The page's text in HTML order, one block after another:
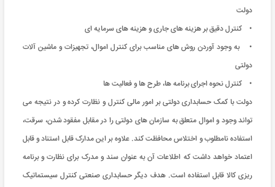
دولت
• کنترل دقیق بر هزینه های جاری و هزینه های سرمایه ای
• به وجود آوردن روش های مناسب برای کنترل اموال، تجهیزات و ماشین آلات
دولتی
• کنترل نحوه اجرای برنامه ها، طرح ها و فعالیت ها
دولت با کمک حسابداری دولتی بر امور مالی کنترل و نظارت کرده و در نتیجه می
تواند وجود و اموال متعلق به سازمان های دولتی را در مقابل مفقود شدن، سرقت،
استفاده نامطلوب و اختلاس محافظت کند. علاوه بر این مدارک قابل استناد و قابل
اعتماد خواهد داشت که اطلاعات آن به عنوان سند و مدرک برای نظارت و برنامه
ریزی کالا قابل استفاده است. هدف دیگر حسابداری صنعتی کنترل سیستماتیک